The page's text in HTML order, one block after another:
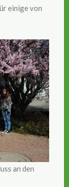
einige von
an den